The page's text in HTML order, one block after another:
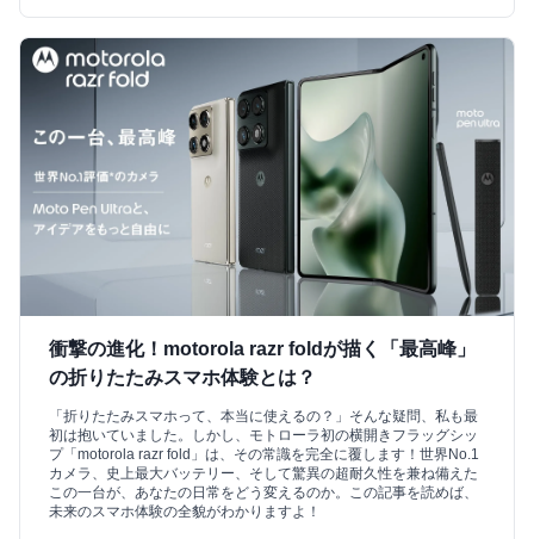
衝撃の進化！motorola razr foldが描く「最高峰」
の折りたたみスマホ体験とは？
「折りたたみスマホって、本当に使えるの？」そんな疑問、私も最
初は抱いていました。しかし、モトローラ初の横開きフラッグシッ
プ「motorola razr fold」は、その常識を完全に覆します！世界No.1
カメラ、史上最大バッテリー、そして驚異の超耐久性を兼ね備えた
この一台が、あなたの日常をどう変えるのか。この記事を読めば、
未来のスマホ体験の全貌がわかりますよ！